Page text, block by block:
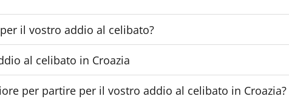
il vostro addio al celibato?
al celibato in Croazia
per partire per il vostro addio al celibato in Croazia?